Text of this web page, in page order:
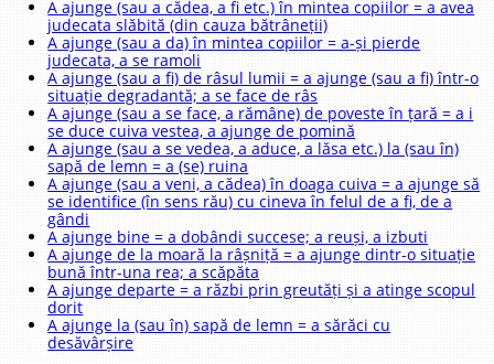
A ajunge (sau a cădea, a fi etc.) în mintea copiilor = a avea
judecata slăbită (din cauza bătrâneții)
A ajunge (sau a da) în mintea copiilor = a-și pierde
judecata, a se ramoli
A ajunge (sau a fi) de râsul lumii = a ajunge (sau a fi) într-o
situație degradantă; a se face de râs
A ajunge (sau a se face, a rămâne) de poveste în țară = a i
se duce cuiva vestea, a ajunge de pomină
A ajunge (sau a se vedea, a aduce, a lăsa etc.) la (sau în)
sapă de lemn = a (se) ruina
A ajunge (sau a veni, a cădea) în doaga cuiva = a ajunge să
se identifice (în sens rău) cu cineva în felul de a fi, de a
gândi
A ajunge bine = a dobândi succese; a reuși, a izbuti
A ajunge de la moară la râșniță = a ajunge dintr-o situație
bună într-una rea; a scăpăta
A ajunge departe = a răzbi prin greutăți și a atinge scopul
dorit
A ajunge la (sau în) sapă de lemn = a sărăci cu
desăvârșire